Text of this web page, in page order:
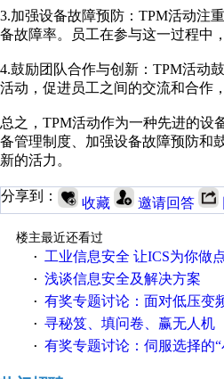
3.加强设备故障预防：TPM活动注
备故障率。员工在参与这一过程中
4.鼓励团队合作与创新：TPM活动
活动，促进员工之间的交流和合作
总之，TPM活动作为一种先进的设
备管理制度、加强设备故障预防和
新的活力。
分享到： 收藏 邀请回答
楼主最近还看过
·
工业信息安全 让ICS为你做
· 浅谈信息安全及解决方案
· 有奖专题讨论：面对低压变频故障，老手是这样解
· 寻秘笈、填问卷、赢无人机
· 有奖专题讨论：伺服选择的“小细节大学问”